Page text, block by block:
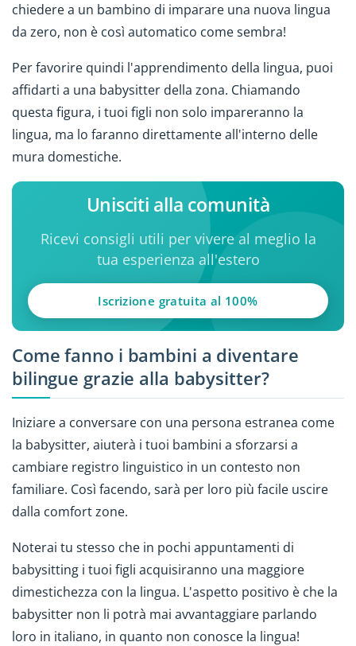
chiedere a un bambino di imparare una nuova lingua
da zero, non è così automatico come sembra!
Per favorire quindi l'apprendimento della lingua, puoi
affidarti a una babysitter della zona. Chiamando
questa figura, i tuoi figli non solo impareranno la
lingua, ma lo faranno direttamente all'interno delle
mura domestiche.
Unisciti alla comunità
Ricevi consigli utili per vivere al meglio la
tua esperienza all'estero
Iscrizione gratuita al 100%
Come fanno i bambini a diventare
bilingue grazie alla babysitter?
Iniziare a conversare con una persona estranea come
la babysitter, aiuterà i tuoi bambini a sforzarsi a
cambiare registro linguistico in un contesto non
familiare. Così facendo, sarà per loro più facile uscire
dalla comfort zone.
Noterai tu stesso che in pochi appuntamenti di
babysitting i tuoi figli acquisiranno una maggiore
dimestichezza con la lingua. L'aspetto positivo è che la
babysitter non li potrà mai avvantaggiare parlando
loro in italiano, in quanto non conosce la lingua!